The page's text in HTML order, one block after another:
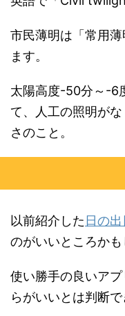
市民薄明は「常用
ます。
太陽高度-50分～-6
て、人工の照明が
さのこと。
以前紹介した 日の
のがいいところかも
使い勝手の良いア
らがいいとは判断で